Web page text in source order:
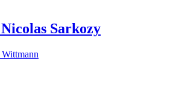
Sarkozy